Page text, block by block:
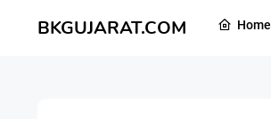
BKGUJARAT.COM Home